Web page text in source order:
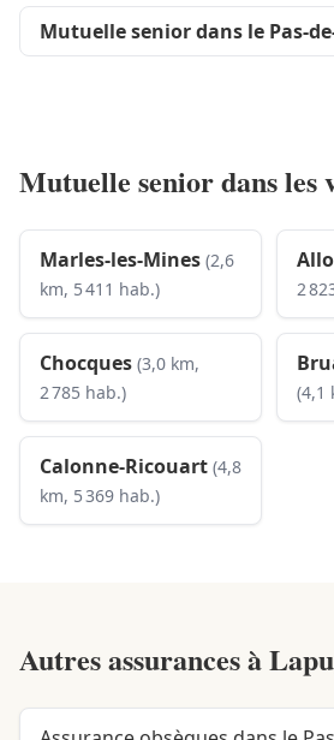
Mutuelle senior dans le Pas-
Mutuelle senior dans les
Marles-les-Mines (2,6
km, 5 411 hab.)
2
Chocques (3,0 km,
2 785 hab.)
(4,1
Calonne-Ricouart (4,8
km, 5 369 hab.)
Autres assurances à